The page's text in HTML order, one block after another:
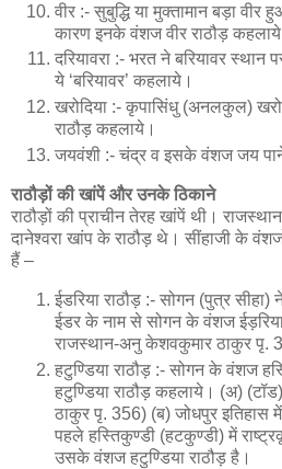
वीर :- सुबुद्धि या मुक्तामान बड़ा
कारण इनके वंशज वीर राठौड़
दरियावरा :- भरत ने बरियावर
ये ‘बरियावर’ कहलाये।
खरोदिया :- कृपासिंधु (अनलकुल)
राठौड़ कहलाये।
जयवंशी :- चंद्र व इसके वंशज जय
राठौड़ों की खांपें और उनके ठिकाने
राठौड़ों की प्राचीन तेरह खांपें थी।
दानेश्वरा खांप के राठौड़ थे। सींहाजी के
हैं –
ईडरिया राठौड़ :- सोगन (पुत्र
ईडर के नाम से सोगन के वंशज
राजस्थान-अनु केशवकुमार ठाकुर पृ.
हटुण्डिया राठौड़ :- सोगन के वंशज
हटुण्डिया राठौड़ कहलाये। (अ)
ठाकुर पृ. 356) (ब) जोधपुर इतिहास
पहले हस्तिकुण्डी (हटकुण्डी) में
उसके वंशज हटुण्डिया राठौड़ है।